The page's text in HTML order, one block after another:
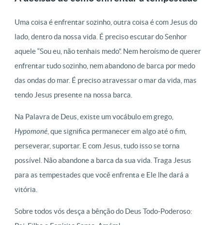
Uma coisa é enfrentar sozinho, outra coisa é com Jesus do
lado, dentro da nossa vida. É preciso escutar do Senhor
aquele “Sou eu, não tenhais medo”. Nem heroísmo de querer
enfrentar tudo sozinho, nem abandono de barca por medo
das ondas do mar. É preciso atravessar o mar da vida, mas
tendo Jesus presente na nossa barca.
Na Palavra de Deus, existe um vocábulo em grego,
Hypomoné , que significa permanecer em algo até o fim,
perseverar, suportar. E com Jesus, tudo isso se torna
possível. Não abandone a barca da sua vida. Traga Jesus
para as tempestades que você enfrenta e Ele lhe dará a
vitória.
Sobre todos vós desça a bênção do Deus Todo-Poderoso: